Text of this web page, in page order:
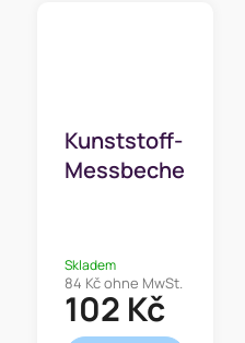
Kunststoff-
Messbecher
Skladem
84 Kč ohne MwSt.
102 Kč